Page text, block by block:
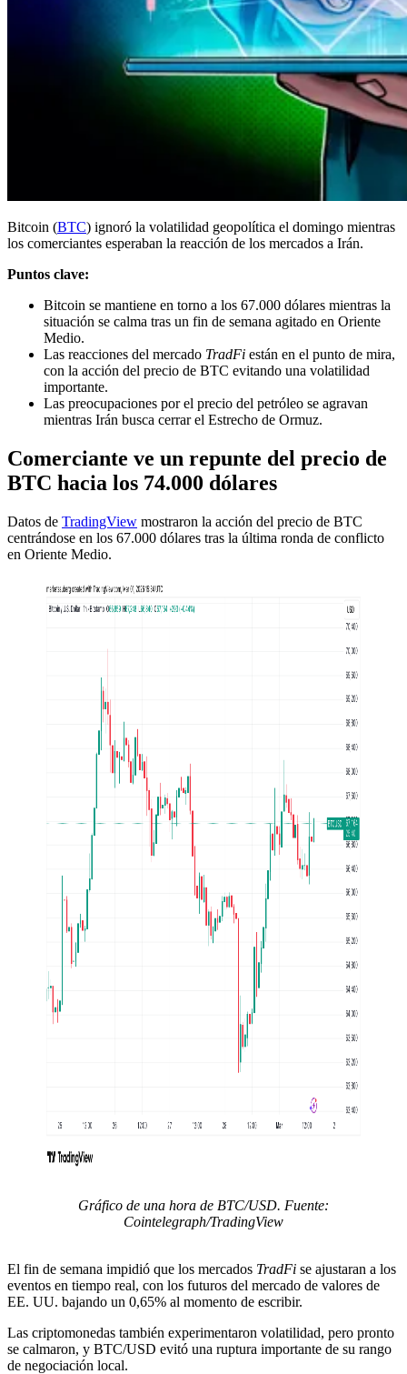
Bitcoin (BTC) ignoró la volatilidad geopolítica el domingo mientras
los comerciantes esperaban la reacción de los mercados a Irán.
Puntos clave:
Bitcoin se mantiene en torno a los 67.000 dólares mientras la
situación se calma tras un fin de semana agitado en Oriente
Medio.
Las reacciones del mercado TradFi están en el punto de mira,
con la acción del precio de BTC evitando una volatilidad
importante.
Las preocupaciones por el precio del petróleo se agravan
mientras Irán busca cerrar el Estrecho de Ormuz.
Comerciante ve un repunte del precio de
BTC hacia los 74.000 dólares
Datos de TradingView mostraron la acción del precio de BTC
centrándose en los 67.000 dólares tras la última ronda de conflicto
en Oriente Medio.
Gráfico de una hora de BTC/USD. Fuente:
Cointelegraph/TradingView
El fin de semana impidió que los mercados TradFi se ajustaran a los
eventos en tiempo real, con los futuros del mercado de valores de
EE. UU. bajando un 0,65% al momento de escribir.
Las criptomonedas también experimentaron volatilidad, pero pronto
se calmaron, y BTC/USD evitó una ruptura importante de su rango
de negociación local.